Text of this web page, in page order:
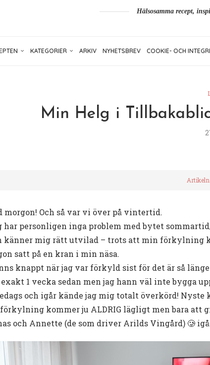
Hälsosamma recept,
KATEGORIER ARKIV NYHETSBREV COOKIE- OCH
Min Helg i
morgon! Och så var vi över på vintertid.
har personligen inga problem med bytet
känner mig rätt utvilad – trots att min förkylning
satt på en kran i min näsa.
knappt när jag var förkyld sist för det är så
1 vecka sedan men jag hann väl inte bygga
och igår kände jag mig totalt överkörd!
kommer ju ALDRIG lägligt men bara
och Annette (de som driver Arilds Vingård) 🥲